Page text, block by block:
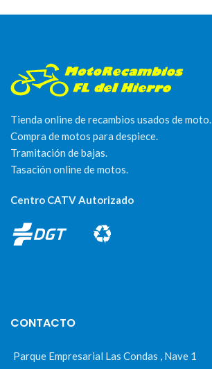
Tienda online de recambios usados de moto.
Compra de motos para despiece.
Tramitación de bajas.
Tasación online de motos.
Centro CATV Autorizado
CONTACTO
Parque Empresarial Las Condas , Nave 1